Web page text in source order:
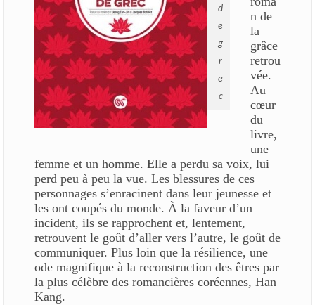
d
e
g
r
e
c
n de
la
grâce
retrou
vée.
Au
cœur
du
livre,
une
femme et un homme. Elle a perdu sa voix, lui
perd peu à peu la vue. Les blessures de ces
personnages s’enracinent dans leur jeunesse et
les ont coupés du monde. À la faveur d’un
incident, ils se rapprochent et, lentement,
retrouvent le goût d’aller vers l’autre, le goût de
communiquer. Plus loin que la résilience, une
ode magnifique à la reconstruction des êtres par
la plus célèbre des romancières coréennes, Han
Kang.